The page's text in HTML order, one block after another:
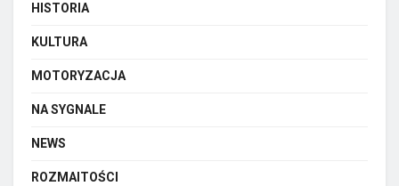
HISTORIA
KULTURA
MOTORYZACJA
NA SYGNALE
NEWS
ROZMAITOŚCI